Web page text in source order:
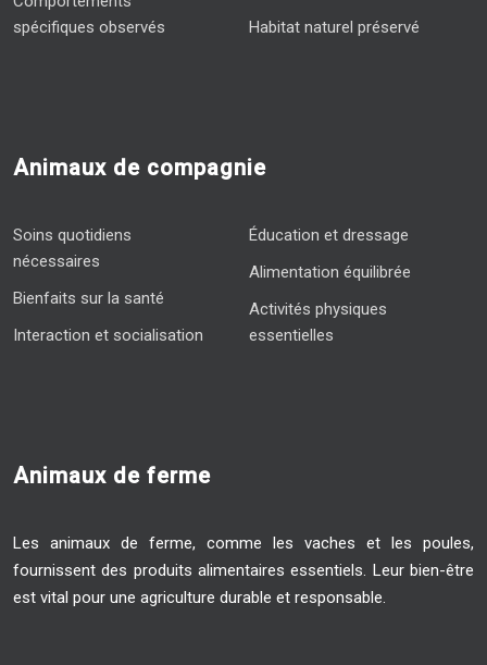
spécifiques observés
Habitat naturel préservé
Animaux de compagnie
Soins quotidiens
nécessaires
Bienfaits sur la santé
Interaction et socialisation
Éducation et dressage
Alimentation équilibrée
Activités physiques
essentielles
Animaux de ferme
Les animaux de ferme, comme les vaches et les poules,
fournissent des produits alimentaires essentiels. Leur bien-être
est vital pour une agriculture durable et responsable.